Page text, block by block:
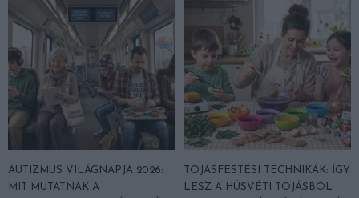
AUTIZMUS VILÁGNAPJA 2026:
MIT MUTATNAK A
TOJÁSFESTÉSI TECHNIKÁK: ÍGY
LESZ A HÚSVÉTI TOJÁSBÓL